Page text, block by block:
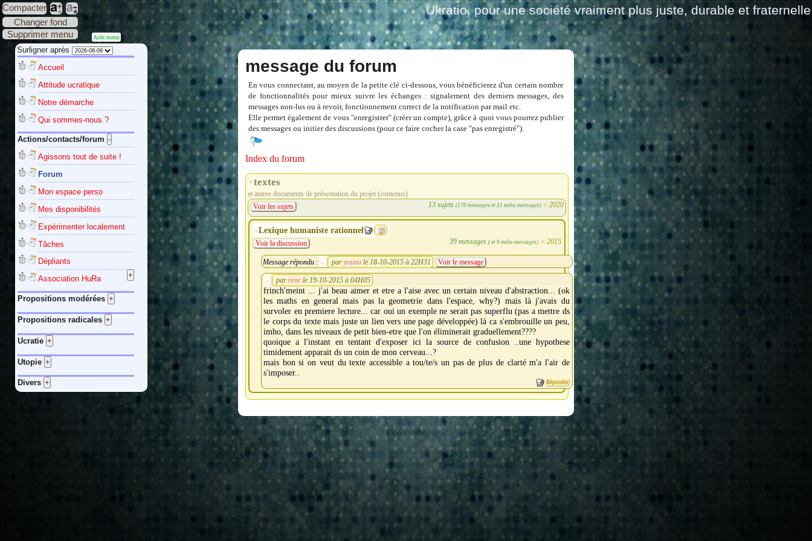
Compacter
Changer fond
Supprimer menu
Ukratio, pour une société vraiment plus juste, durable et fraternelle
Aide menu
Surligner après
Accueil
Attitude ucratique
Notre démarche
Qui sommes-nous ?
Actions/contacts/forum
Agissons tout de suite !
Forum
Mon espace perso
Mes disponibilités
Expérimenter localement
Tâches
Dépliants
Association HuRa
Propositions modérées
Propositions radicales
Ucratie
Utopie
Divers
message du forum
En vous connectant, au moyen de la petite clé ci-dessous, vous bénéficierez d'un certain nombre
de fonctionnalités pour mieux suivre les échanges : signalement des derniers messages, des
messages non-lus ou à revoir, fonctionnement correct de la notification par mail etc.
Elle permet également de vous "enregistrer" (créer un compte), grâce à quoi vous pourrez publier
des messages ou initier des discussions (pour ce faire cocher la case "pas enregistré").
Index du forum
textes
et autres documents de présentation du projet (contenus)
13 sujets (170 messages et 31 méta-messages) < 2020
Voir les sujets
Lexique humaniste rationnel
39 messages ( et 9 méta-messages)< 2015
Voir la discussion
Message répondu : par youna le 18-10-2015 à 22H31 Voir le message
par renc le 19-10-2015 à 04H05
frinch'meint ... j'ai beau aimer et etre a l'aise avec un certain niveau d'abstraction... (ok
les maths en general mais pas la geometrie dans l'espace, why?) mais là j'avais du
survoler en premiere lecture... car oui un exemple ne serait pas superflu (pas a mettre ds
le corps du texte mais juste un lien vers une page développée) là ca s'embrouille un peu,
imho, dans les niveaux de petit bien-etre que l'on éliminerait graduellement????
quoique a l'instant en tentant d'exposer ici la source de confusion ..une hypothese
timidement apparait ds un coin de mon cerveau...?
mais bon si on veut du texte accessible a tou/te/s un pas de plus de clarté m'a l'air de
s'imposer..
Répondre
Plan du site